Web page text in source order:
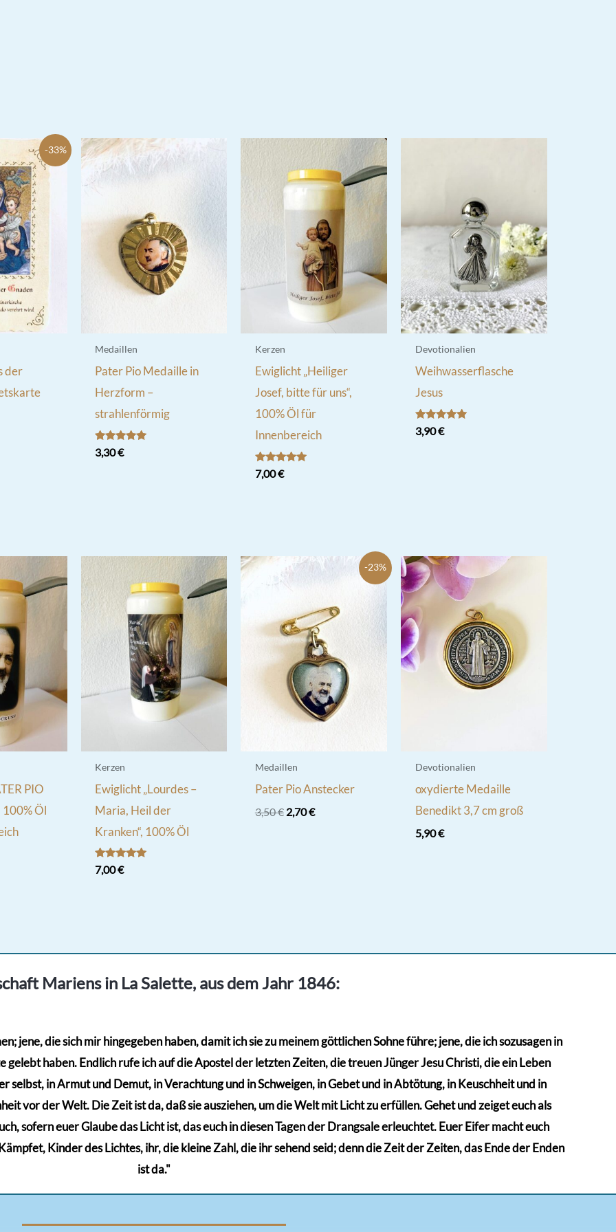
-33%
der
Medaillen
Pater Pio Medaille in
Herzform –
strahlenförmig
Bewertet
mit
3,30€
Kerzen
Ewiglicht „Heiliger
Josef, bitte für uns“,
100% Öl für
Innenbereich
Bewertet
mit
7,00€
Devotionalien
Weihwasserflasche
Jesus
Bewertet
mit
3,90€
PIO
100% Öl
Kerzen
Ewiglicht „Lourdes –
Maria, Heil der
Kranken“, 100% Öl
Bewertet
mit
7,00€
-23%
Medaillen
Pater Pio Anstecker
3,50€ Ursprünglicher
2,70€Aktueller
Devotionalien
oxydierte Medaille
Benedikt 3,7 cm groß
5,90€
Mariens in La Salette, aus dem Jahr 1846:
jene, die sich mir hingegeben haben, damit ich sie zu meinem göttlichen Sohne führe; jene, die ich sozusagen in
gelebt haben. Endlich rufe ich auf die Apostel der letzten Zeiten, die treuen Jünger Jesu Christi, die ein Leben
in Armut und Demut, in Verachtung und in Schweigen, in Gebet und in Abtötung, in Keuschheit und in
vor der Welt. Die Zeit ist da, daß sie ausziehen, um die Welt mit Licht zu erfüllen. Gehet und zeiget euch als
sofern euer Glaube das Licht ist, das euch in diesen Tagen der Drangsale erleuchtet. Euer Eifer macht euch
Kinder des Lichtes, ihr, die kleine Zahl, die ihr sehend seid; denn die Zeit der Zeiten, das Ende der Enden
ist da."